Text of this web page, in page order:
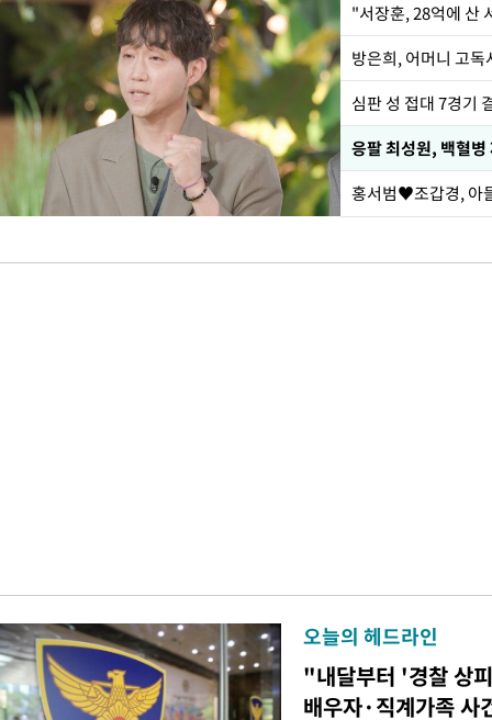
"서장훈, 28억에 산
방은희, 어머니 고
심판 성 접대 7경기
응팔 최성원, 백혈
홍서범♥조갑경, 아
오늘의 헤드라인
"내달부터 '경찰 상
배우자·직계가족 사